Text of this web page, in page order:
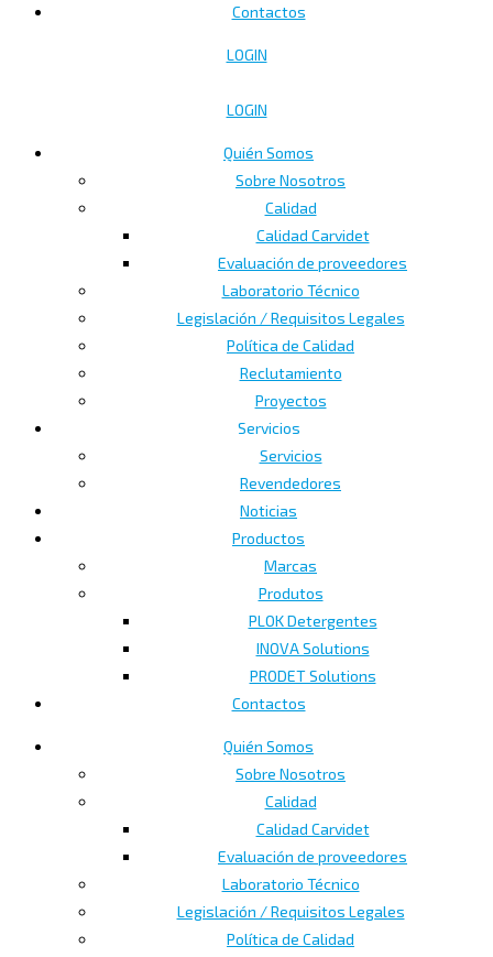
Contactos
LOGIN
LOGIN
Quién Somos
Sobre Nosotros
Calidad
Calidad Carvidet
Evaluación de proveedores
Laboratorio Técnico
Legislación / Requisitos Legales
Política de Calidad
Reclutamiento
Proyectos
Servicios
Servicios
Revendedores
Noticias
Productos
Marcas
Produtos
PLOK Detergentes
INOVA Solutions
PRODET Solutions
Contactos
Quién Somos
Sobre Nosotros
Calidad
Calidad Carvidet
Evaluación de proveedores
Laboratorio Técnico
Legislación / Requisitos Legales
Política de Calidad